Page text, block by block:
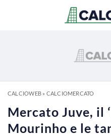
CALCIOWEB» CALCIOMERCATO
Mercato Juve, il
Mourinho e le